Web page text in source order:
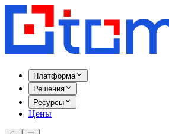
Платформа
Решения
Ресурсы
Цены